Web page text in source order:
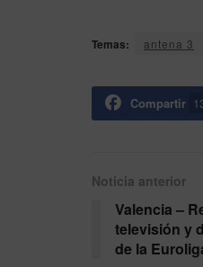
Temas: antena 3
Compartir
Noticia anterior
Valencia –
televisión y
de la